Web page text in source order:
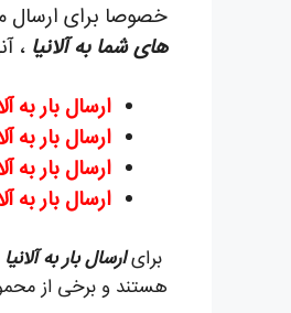
خصوصا برای ارسال
های شما به آلانیا ،
ارسال بار به
ارسال بار به
ارسال بار به
ارسال بار به
برایارسال بار به آلانیا
هستند و برخی از